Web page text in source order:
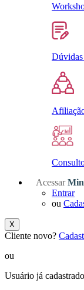
Dúvidas
Acessar
Entrar
ou
X
Cliente novo?
ou
Usuário já